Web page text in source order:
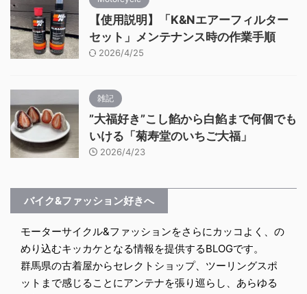
【使用説明】「K&Nエアーフィルター
セット」メンテナンス時の作業手順
2026/4/25
雑記
”大福好き”こし餡から白餡まで何個でも
いける「菊寿堂のいちご大福」
2026/4/23
バイク&ファッション好きへ
モーターサイクル&ファッションをさらにカッコよく、の
めり込むキッカケとなる情報を提供するBLOGです。
群馬県の古着屋からセレクトショップ、ツーリングスポ
ットまで感じることにアンテナを張り巡らし、あらゆる